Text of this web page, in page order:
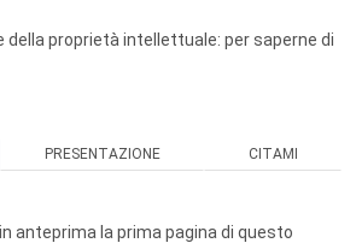
della proprietà intellettuale: per saperne di
PRESENTAZIONE CITAMI
anteprima la prima pagina di questo